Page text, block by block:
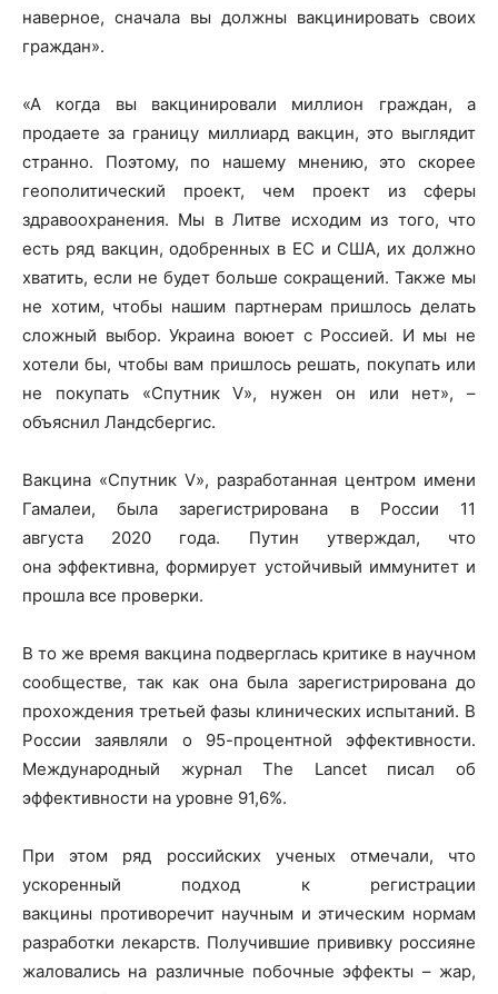
наверное, сначала вы должны вакцинировать своих
граждан».
«А когда вы вакцинировали миллион граждан, а
продаете за границу миллиард вакцин, это выглядит
странно. Поэтому, по нашему мнению, это скорее
геополитический проект, чем проект из сферы
здравоохранения. Мы в Литве исходим из того, что
есть ряд вакцин, одобренных в ЕС и США, их должно
хватить, если не будет больше сокращений. Также мы
не хотим, чтобы нашим партнерам пришлось делать
сложный выбор. Украина воюет с Россией. И мы не
хотели бы, чтобы вам пришлось решать, покупать или
не покупать «Спутник V», нужен он или нет», –
объяснил Ландсбергис.
Вакцина «Спутник V», разработанная центром имени
Гамалеи, была зарегистрирована в России 11
августа 2020 года. Путин утверждал, что
она эффективна, формирует устойчивый иммунитет и
прошла все проверки.
В то же время вакцина подверглась критике в научном
сообществе, так как она была зарегистрирована до
прохождения третьей фазы клинических испытаний. В
России заявляли о 95-процентной эффективности.
Международный журнал The Lancet писал об
эффективности на уровне 91,6%.
При этом ряд российских ученых отмечали, что
ускоренный подход к регистрации
вакцины противоречит научным и этическим нормам
разработки лекарств. Получившие прививку россияне
жаловались на различные побочные эффекты – жар,